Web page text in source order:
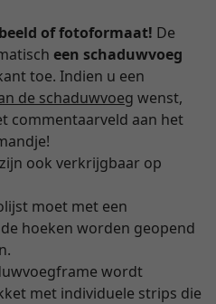
of fotoformaat! De
een schaduwvoeg
toe. Indien u een
de schaduwvoeg wenst,
commentaarveld aan het
ook verkrijgbaar op
moet met een
hoeken worden geopend
wordt
met individuele strips die